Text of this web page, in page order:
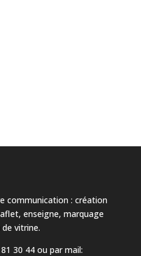
communication : création
enseigne, marquage
vitrine.
30 44 ou par mail: